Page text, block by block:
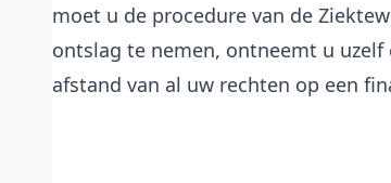
moet u de procedure van de
ontslag te nemen, ontneemt u
afstand van al uw rechten op een